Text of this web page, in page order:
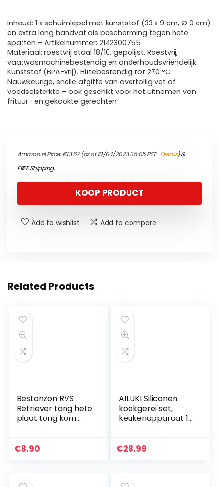
Inhoud: 1 x schuimlepel met kunststof (33 x 9 cm, Ø 9 cm)
en extra lang handvat als bescherming tegen hete
spatten – Artikelnummer: 2142300755
Materiaal: roestvrij staal 18/10, gepolijst. Roestvrij,
vaatwasmachinebestendig en onderhoudsvriendelijk.
Kunststof (BPA-vrij). Hittebestendig tot 270 °C
Nauwkeurige, snelle afgifte van overtollig vet of
voedselsterkte – ook geschikt voor het uitnemen van
frituur- en gekookte gerechten
Amazon.nl Price:€13.67(as of 10/04/2023 05:05 PST-Details)&
FREE Shipping.
KOOP PRODUCT
Add to wishlist Add to compare
Related Products
Bestonzon RVS
Retriever tang hete
plaat tong kom
gerechten en
€8.90
AILUKI Siliconen
kookgerei set,
keukenapparaat 17
anti-aanbak,
€28.99